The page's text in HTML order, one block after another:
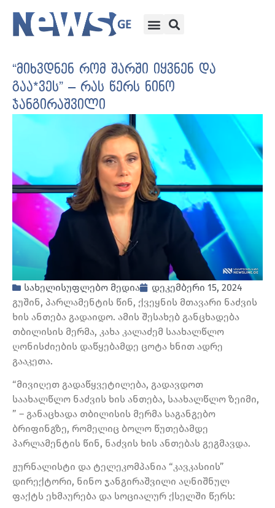
“მიხვდნენ რომ შარში იყვნენ და
გაა*ვეს” – რას წერს ნინო
ჯანგირაშვილი
სახელისუფლებო მედია
დეკემბერი 15, 2024
გუშინ, პარლამენტის წინ, ქვეყნის მთავარი ნაძვის
ხის ანთება გადაიდო. ამის შესახებ განცხადება
თბილისის მერმა, კახა კალაძემ საახალწლო
ღონისძიების დაწყებამდე ცოტა ხნით ადრე
გააკეთა.
“მივიღეთ გადაწყვეტილება, გადავდოთ
საახალწლო ნაძვის ხის ანთება, საახალწლო ზეიმი,
” – განაცხადა თბილისის მერმა საგანგებო
ბრიფინგზე, რომელიც ბოლო წუთებამდე
პარლამენტის წინ, ნაძვის ხის ანთებას გეგმავდა.
ჟურნალისტი და ტელეკომპანია “კავკასიის”
დირექტორი, ნინო ჯანგირაშვილი აღნიშნულ
ფაქტს ეხმაურება და სოციალურ ქსელში წერს: